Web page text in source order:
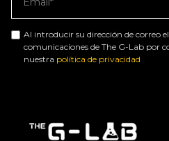
Al introducir su dirección de correo
comunicaciones de The G-Lab por
nuestra política de privacidad